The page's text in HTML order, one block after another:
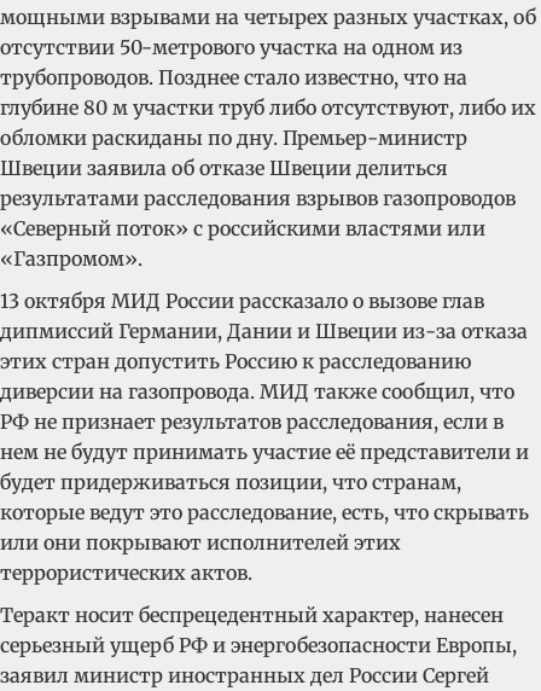
мощными взрывами на четырех разных участках, об
отсутствии 50-метрового участка на одном из
трубопроводов. Позднее стало известно, что на
глубине 80 м участки труб либо отсутствуют, либо их
обломки раскиданы по дну. Премьер-министр
Швеции заявила об отказе Швеции делиться
результатами расследования взрывов газопроводов
«Северный поток» с российскими властями или
«Газпромом».
13 октября МИД России рассказало о вызове глав
дипмиссий Германии, Дании и Швеции из-за отказа
этих стран допустить Россию к расследованию
диверсии на газопровода. МИД также сообщил, что
РФ не признает результатов расследования, если в
нем не будут принимать участие её представители и
будет придерживаться позиции, что странам,
которые ведут это расследование, есть, что скрывать
или они покрывают исполнителей этих
террористических актов.
Теракт носит беспрецедентный характер, нанесен
серьезный ущерб РФ и энергобезопасности Европы,
заявил министр иностранных дел России Сергей